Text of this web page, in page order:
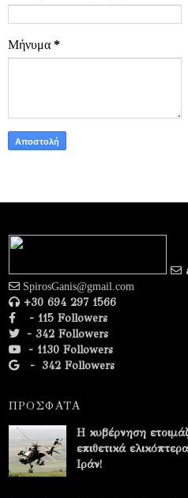
Μήνυμα *
SpirosGanis@gmail.com
+30 694 297 1566
- 115 Followers
- 342 Followers
- 1130 Followers
- 342 Followers
ΠΡΟΣΦΑΤΑ
Η κυβέρνηση
επιθετικά
Ιράν!